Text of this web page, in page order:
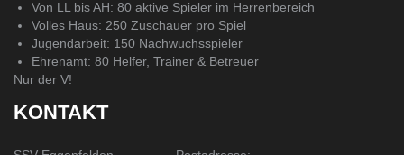
Von LL bis AH: 80 aktive Spieler im Herrenbereich
Volles Haus: 250 Zuschauer pro Spiel
Jugendarbeit: 150 Nachwuchsspieler
Ehrenamt: 80 Helfer, Trainer & Betreuer
Nur der V!
KONTAKT